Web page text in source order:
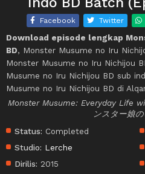
Facebook Twitter
Download episode lengkap
BD, Monster Musume no Iru
Monster Musume no Iru Nichijou
Musume no Iru Nichijou BD sub
Musume no Iru Nichijou BD di
Monster Musume: Everyday Life
ンスター娘
Status: Completed
Studio: Lerche
Dirilis: 2015